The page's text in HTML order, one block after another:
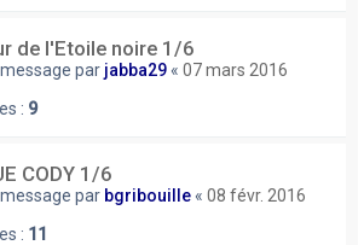
de l'Etoile noire 1/6
par jabba29 « 07 mars 2016
: 9
CODY 1/6
par bgribouille « 08 févr. 2016
: 11